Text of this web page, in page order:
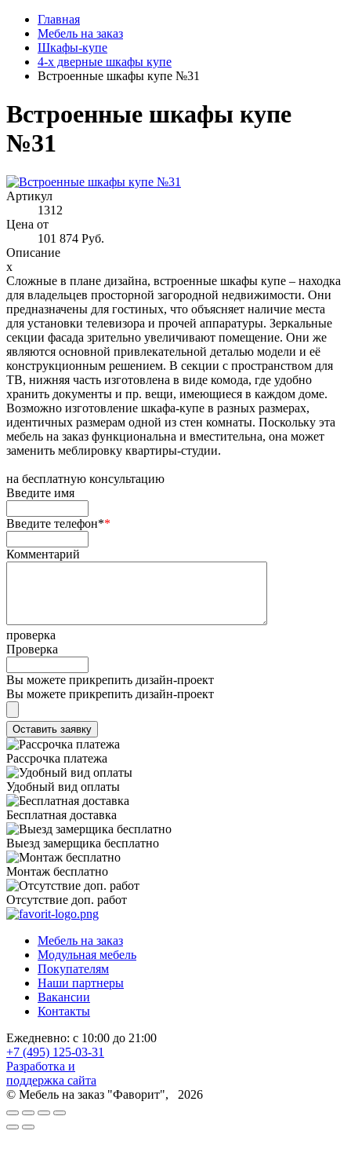
Главная
Мебель на заказ
Шкафы-купе
4-х дверные шкафы купе
Встроенные шкафы купе №31
Встроенные шкафы купе
№31
Артикул
1312
Цена от
101 874 Руб.
Описание
x
Сложные в плане дизайна, встроенные шкафы купе – находка
для владельцев просторной загородной недвижимости. Они
предназначены для гостиных, что объясняет наличие места
для установки телевизора и прочей аппаратуры. Зеркальные
секции фасада зрительно увеличивают помещение. Они же
являются основной привлекательной деталью модели и её
конструкционным решением. В секции с пространством для
ТВ, нижняя часть изготовлена в виде комода, где удобно
хранить документы и пр. вещи, имеющиеся в каждом доме.
Возможно изготовление шкафа-купе в разных размерах,
идентичных размерам одной из стен комнаты. Поскольку эта
мебель на заказ функциональна и вместительна, она может
заменить меблировку квартиры-студии.
на бесплатную консультацию
Введите имя
Введите телефон**
Комментарий
проверка
Проверка
Вы можете прикрепить дизайн-проект
Вы можете прикрепить дизайн-проект
Рассрочка платежа
Удобный вид оплаты
Бесплатная доставка
Выезд замерщика бесплатно
Монтаж бесплатно
Отсутствие доп. работ
Мебель на заказ
Модульная мебель
Покупателям
Наши партнеры
Вакансии
Контакты
Ежедневно: с 10:00 до 21:00
+7 (495) 125-03-31
Разработка и
поддержка сайта
© Мебель на заказ "Фаворит", 2026